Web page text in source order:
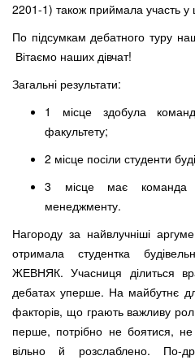
2201-1) також приймала участь у
По підсумкам дебатного туру
Вітаємо наших дівчат!
Загальні результати:
1 місце здобула
факультету;
2 місце посіли студенти
3 місце має команда
менеджменту.
Нагороду за найвлучніші
отримала студентка
ЖЕВНЯК. Учасниця ділиться
дебатах уперше. На майбутнє
факторів, що грають важливу
перше, потрібно не боятися,
вільно й розслаблено. По-